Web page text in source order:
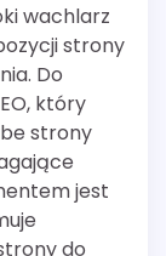
wachlarz
strony
Do
który
strony
jest
do